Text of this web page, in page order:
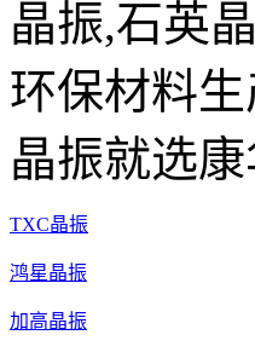
晶振,石英
环保材料
晶振就选
TXC晶振
鸿星晶振
加高晶振